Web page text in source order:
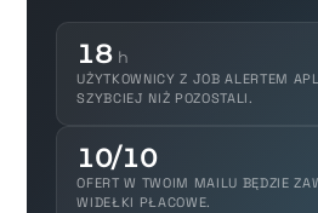
18 h
UŻYTKOWNICY Z JOB ALERTEM
SZYBCIEJ NIŻ POZOSTALI.
10/10
OFERT W TWOIM MAILU BĘDZIE
WIDEŁKI PŁACOWE.